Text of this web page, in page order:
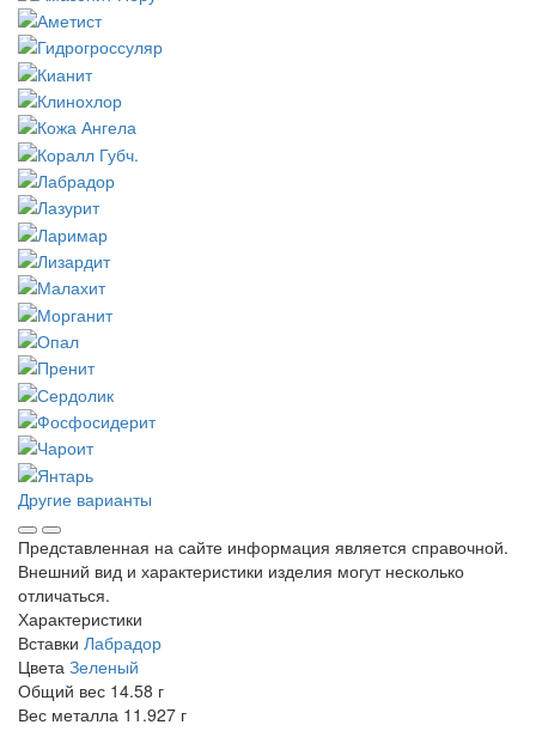
Другие варианты
Представленная на сайте информация является справочной.
Внешний вид и характеристики изделия могут несколько
отличаться.
Характеристики
Вставки Лабрадор
Цвета Зеленый
Общий вес 14.58 г
Вес металла 11.927 г